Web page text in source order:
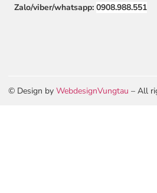
Zalo/viber/whatsapp: 0908.988.551
© Design by WebdesignVungtau – All